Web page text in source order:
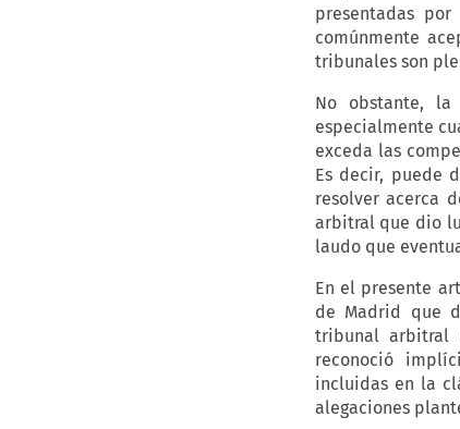
presentadas
comúnmente
tribunales son
No obstante,
especialmente
exceda las
Es decir, puede
resolver acerca
arbitral que dio
laudo que
En el presente
de Madrid que
tribunal arbitral
reconoció
incluidas en la
alegaciones